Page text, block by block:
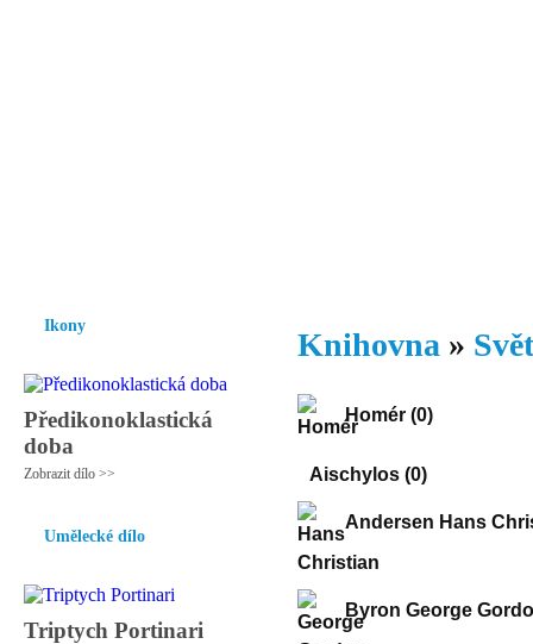
Ikony
Předikonoklastická
doba
Zobrazit dílo >>
Umělecké dílo
Triptych Portinari
Knihovna »
Homér (0)
Aischylos (0)
Andersen Hans
Byron George